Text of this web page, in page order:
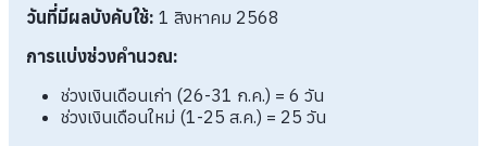
วันที่มีผลบังคับใช้: 1 สิงหาคม 2568
การแบ่งช่วงคำนวณ:
ช่วงเงินเดือนเก่า (26-31 ก.ค.) = 6 วัน
ช่วงเงินเดือนใหม่ (1-25 ส.ค.) = 25 วัน